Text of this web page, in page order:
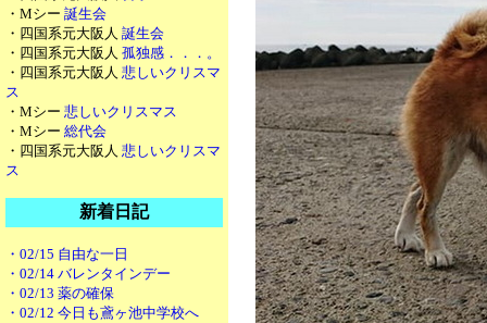
・Mシー 誕生会
・四国系元大阪人 誕生会
・四国系元大阪人 孤独感．．．。
・四国系元大阪人 悲しいクリスマ
ス
・Mシー 悲しいクリスマス
・Mシー 総代会
・四国系元大阪人 悲しいクリスマ
ス
新着日記
・02/15 自由な一日
・02/14 バレンタインデー
・02/13 薬の確保
・02/12 今日も鳶ヶ池中学校へ